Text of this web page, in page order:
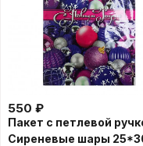
550 ₽
Пакет с петлевой
Сиреневые шары